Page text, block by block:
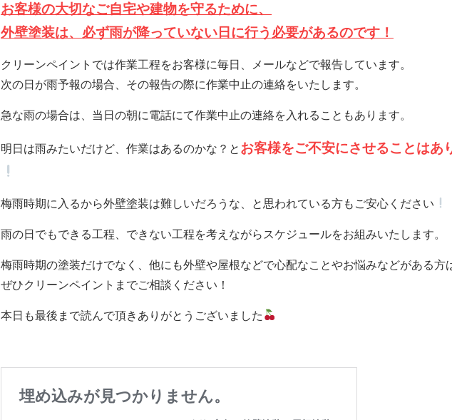
お客様の大切なご自宅や建物を守るために、
外壁塗装は、必ず雨が降っていない日に行う必要があるのです！
クリーンペイントでは作業工程をお客様に毎日、メールなどで報告しています。
次の日が雨予報の場合、その報告の際に作業中止の連絡をいたします。
急な雨の場合は、当日の朝に電話にて作業中止の連絡を入れることもあります。
明日は雨みたいだけど、作業はあるのかな？と お客様をご不安にさせることはあ
梅雨時期に入るから外壁塗装は難しいだろうな、と思われている方もご安心ください
雨の日でもできる工程、できない工程を考えながらスケジュールをお組みいたします。
梅雨時期の塗装だけでなく、他にも外壁や屋根などで心配なことやお悩みなどがある方
ぜひクリーンペイントまでご相談ください！
本日も最後まで読んで頂きありがとうございました